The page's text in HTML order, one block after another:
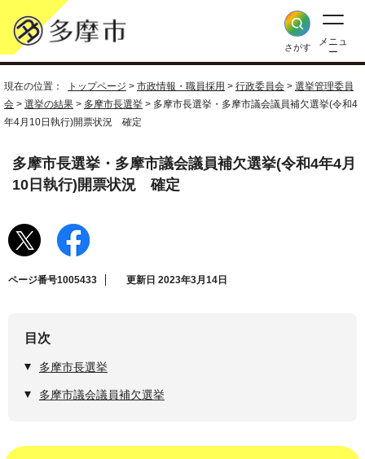
さがす
メニュ
ー
現在の位置： トップページ > 市政情報・職員採用 > 行政委員会 > 選挙管理委員
会 > 選挙の結果 > 多摩市長選挙 > 多摩市長選挙・多摩市議会議員補欠選挙(令和4
年4月10日執行)開票状況 確定
多摩市長選挙・多摩市議会議員補欠選挙(令和4年4月
10日執行)開票状況 確定
ページ番号1005433 更新日 2023年3月14日
目次
多摩市長選挙
多摩市議会議員補欠選挙